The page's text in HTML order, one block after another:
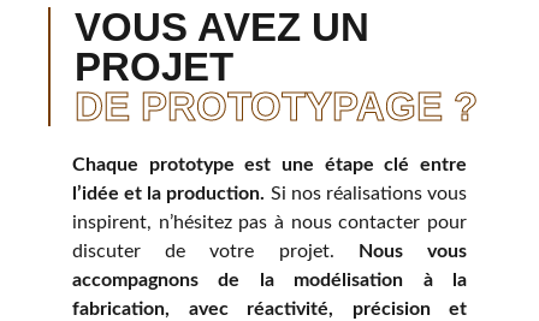
VOUS AVEZ UN
PROJET
DE PROTOTYPAGE ?
Chaque prototype est une étape clé entre
l’idée et la production. Si nos réalisations vous
inspirent, n’hésitez pas à nous contacter pour
discuter de votre projet.
Nous vous
accompagnons de la modélisation à la
fabrication, avec réactivité, précision et